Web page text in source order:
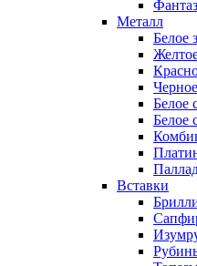
Металл
Белое
Белое
Белое
Вставки